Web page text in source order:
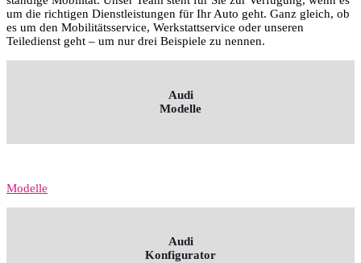
um die richtigen Dienstleistungen für Ihr Auto geht. Ganz gleich, ob
es um den Mobilitätsservice, Werkstattservice oder unseren
Teiledienst geht – um nur drei Beispiele zu nennen.
Audi
Modelle
Modelle
Audi
Konfigurator